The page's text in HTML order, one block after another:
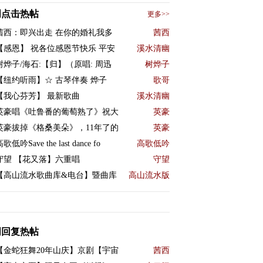
击热帖 更多>>
西：即兴出走 在你的婚礼我多
茜西
感恩】 祝各位感恩节快乐 平安
溪水清幽
烨子/海石:【归】（原唱: 周迅
树烨子
纽约听雨】☆ 古琴伴奏 烨子
歌哥
我心芬芳】 最新歌曲
溪水清幽
豪唱《吐鲁番的葡萄熟了》祝大
英豪
豪拔掉《格桑美朵》，11年了的
英豪
歌低吟Save the last dance fo
高歌低吟
望 【花又落】六重唱
守望
高山流水歌曲库&电台】暨曲库
高山流水版
复热帖
金蛇狂舞20年山庆】京剧【宇宙
茜西